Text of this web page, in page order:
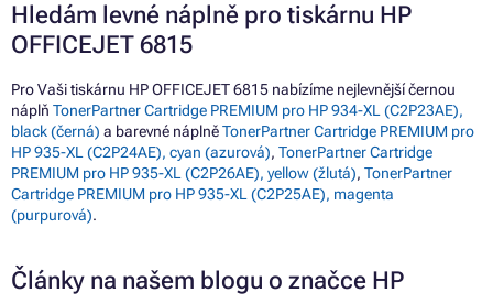
Hledám levné náplně pro tiskárnu HP
OFFICEJET 6815
Pro Vaši tiskárnu HP OFFICEJET 6815 nabízíme nejlevnější černou
náplň TonerPartner Cartridge PREMIUM pro HP 934-XL (C2P23AE),
black (černá) a barevné náplněTonerPartner Cartridge PREMIUM pro
HP 935-XL (C2P24AE), cyan (azurová), TonerPartner Cartridge
PREMIUM pro HP 935-XL (C2P26AE), yellow (žlutá), TonerPartner
Cartridge PREMIUM pro HP 935-XL (C2P25AE), magenta
(purpurová).
Články na našem blogu o značce HP